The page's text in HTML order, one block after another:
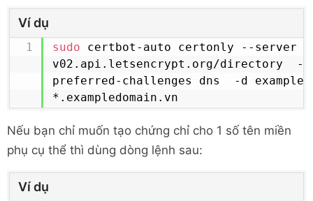
location / {
$args;
#return 200
}
# access_log off;
access_log
/home/exampledomain.vn/logs/
# error_log off;
error_log
/home/exampledomain.vn/logs/error.log
Ví dụ
sudo certbot-auto certonly --server
v02.api.letsencrypt.org/directory  --
preferred-challenges dns  -d
*.exampledomain.vn
Nếu bạn chỉ muốn tạo chứng chỉ cho 1 số tên miền
phụ cụ thể thì dùng dòng lệnh sau:
Ví dụ